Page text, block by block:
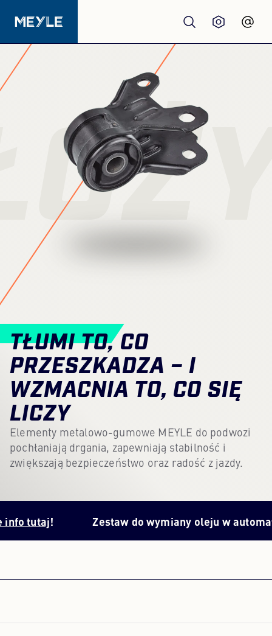
Produkty
Warsztaty
Dystrybutorzy
O nas
Content Hub
Kariera
Newsletter
Język: Polski
TŁUMI TO, CO
PRZESZKADZA – I
WZMACNIA TO, CO SIĘ
LICZY
Elementy metalowo-gumowe MEYLE do podwozi
pochłaniają drgania, zapewniają stabilność i
zwiększają bezpieczeństwo oraz radość z jazdy.
! Zestaw do wymiany oleju w automatycznej